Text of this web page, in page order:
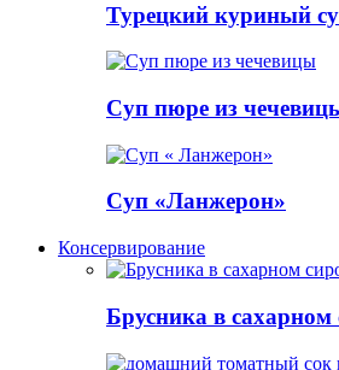
Турецкий куриный
Суп пюре из
Суп «Ланжерон»
Консервирование
Брусника в сахарном